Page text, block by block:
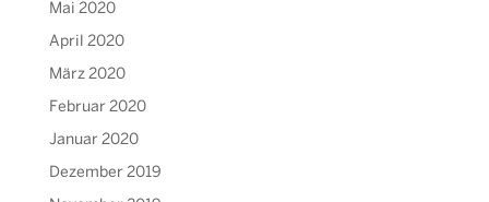
Mai 2020
April 2020
März 2020
Februar 2020
Januar 2020
Dezember 2019